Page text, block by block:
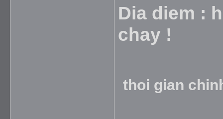
Dia diem :
chay !
thoi gian